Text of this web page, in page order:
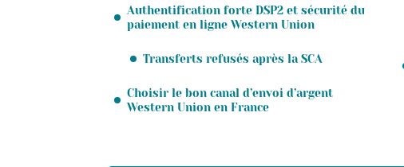
Authentification forte DSP2 et sécurité du
paiement en ligne Western Union
Transferts refusés après la SCA
Choisir le bon canal d’envoi d’argent
Western Union en France